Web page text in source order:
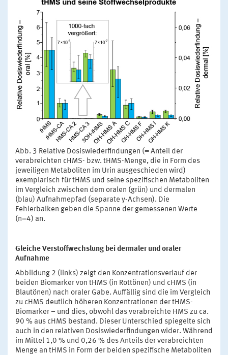
Abb. 3 Relative Dosiswiederfindungen (= Anteil der
verabreichten cHMS- bzw. tHMS-Menge, die in Form des
jeweiligen Metaboliten im Urin ausgeschieden wird)
exemplarisch für tHMS und seine spezifischen Metaboliten
im Vergleich zwischen dem oralen (grün) und dermalen
(blau) Aufnahmepfad (separate y-Achsen). Die
Fehlerbalken geben die Spanne der gemessenen Werte
(n=4) an.
Gleiche Verstoffwechslung bei dermaler und oraler
Aufnahme
Abbildung 2 (links) zeigt den Konzentrationsverlauf der
beiden Biomarker von tHMS (in Rottönen) und cHMS (in
Blautönen) nach oraler Gabe. Auffällig sind die im Vergleich
zu cHMS deutlich höheren Konzentrationen der tHMS-
Biomarker – und dies, obwohl das verabreichte HMS zu ca.
90 % aus cHMS bestand. Dieser Unterschied spiegelte sich
auch in den relativen Dosiswiederfindungen wider. Während
im Mittel 1,0 % und 0,26 % des Anteils der verabreichten
Menge an tHMS in Form der beiden spezifische Metaboliten